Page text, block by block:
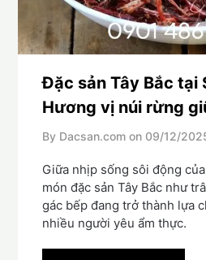
Đặc sản Tây Bắc tại
Hương vị núi rừng
By Dacsan.com on 09/12/
Giữa nhịp sống sôi động
món đặc sản Tây Bắc như
gác bếp đang trở thành lựa
nhiều người yêu ẩm thực.